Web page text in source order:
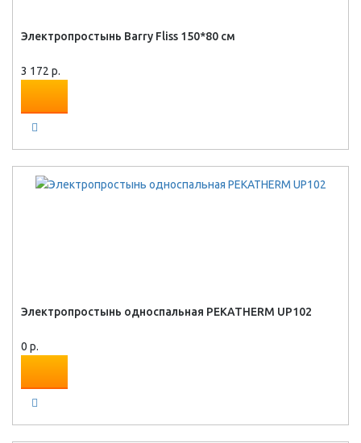
Электропростынь Barry Fliss 150*80 см
3 172 р.
Электропростынь односпальная PEKATHERM UP102
0 р.